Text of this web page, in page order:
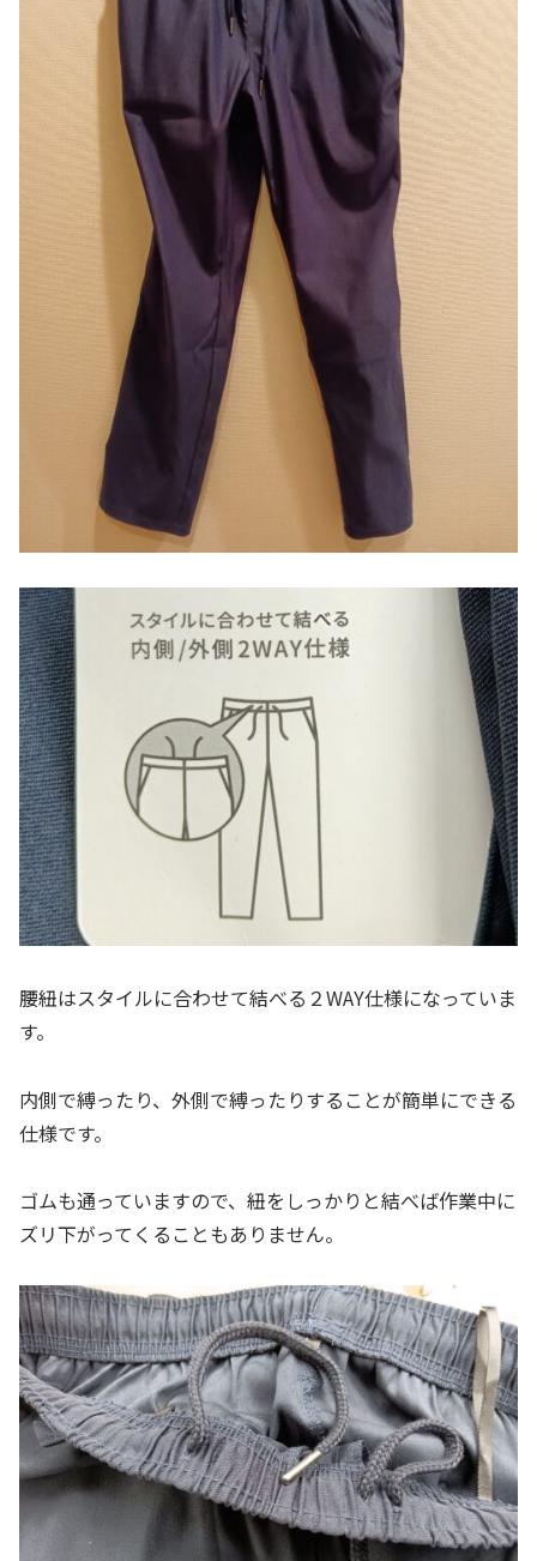
腰紐はスタイルに合わせて結べる２WAY仕様になっていま
す。
内側で縛ったり、外側で縛ったりすることが簡単にできる
仕様です。
ゴムも通っていますので、紐をしっかりと結べば作業中に
ズリ下がってくることもありません。